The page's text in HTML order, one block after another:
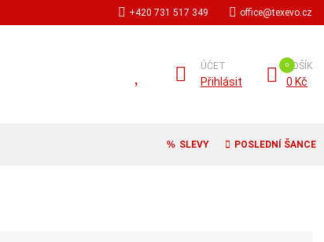
+420 731 517 349 office@texevo.cz
ÚČET
Přihlásit
KOŠÍK
0 Kč
SLEVY POSLEDNÍ ŠANCE